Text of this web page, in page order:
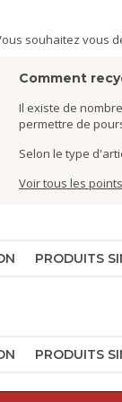
souhaitez vous
Comment
Il existe de
permettre de
Selon le type
Voir tous les
PRODUITS
PRODUITS